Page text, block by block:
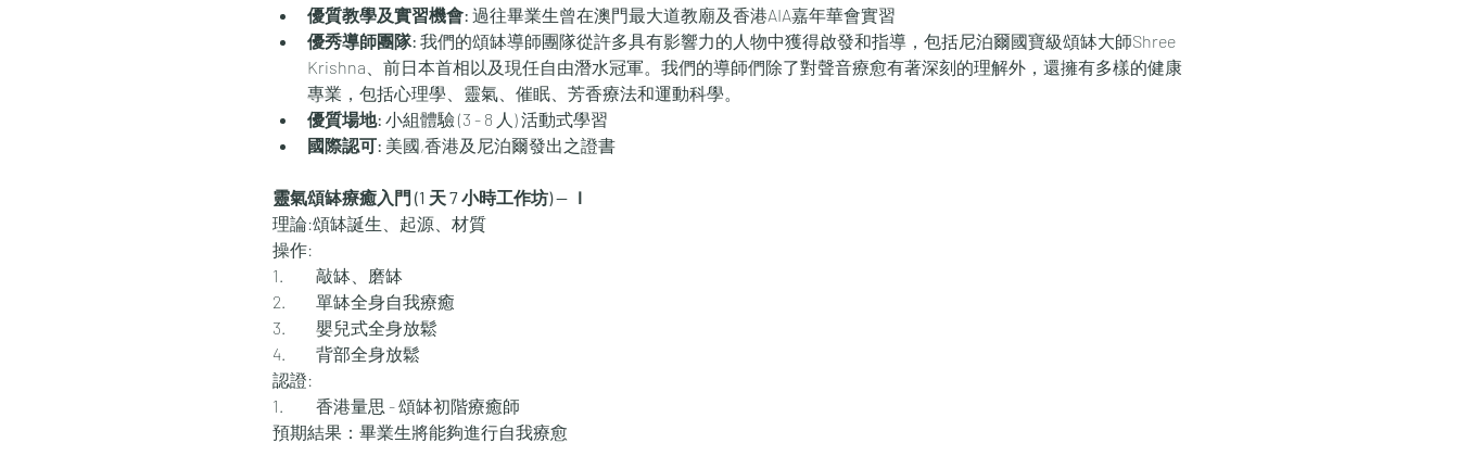
優質教學及實習機會: 過往畢業生曾在澳門最大道教廟及香港AIA嘉年華會實習
優秀導師團隊: 我們的頌缽導師團隊從許多具有影響力的人物中獲得啟發和指導，包括尼泊爾國寶級頌缽大師Shree
Krishna、前日本首相以及現任自由潛水冠軍。我們的導師們除了對聲音療愈有著深刻的理解外，還擁有多樣的健康
專業，包括心理學、靈氣、催眠、芳香療法和運動科學。
優質場地: 小組體驗 (3 - 8 人) 活動式學習
國際認可: 美國,香港及尼泊爾發出之證書
靈氣頌缽療癒入門 (1 天 7 小時工作坊) — Ｉ
理論:頌缽誕生、起源、材質
操作:
1.	敲缽、磨缽
2.	單缽全身自我療癒
3.	嬰兒式全身放鬆
4.	背部全身放鬆
認證:
1.	香港量思 - 頌缽初階療癒師
預期結果：畢業生將能夠進行自我療愈